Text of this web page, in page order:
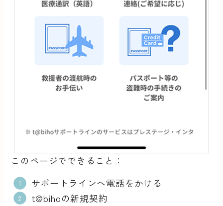
このページでできること：
サポートラインへ電話をかける
t@bihoの新規契約